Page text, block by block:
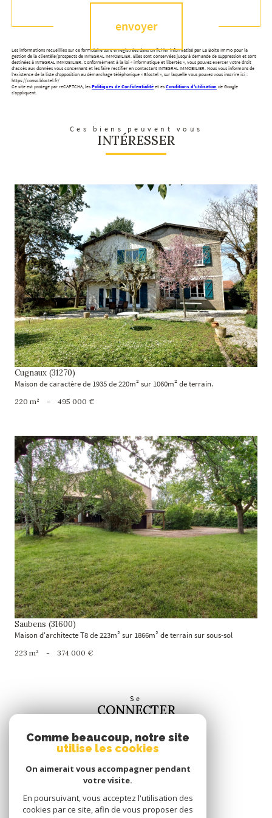
envoyer
Les informations recueillies sur ce formulaire sont enregistrées dans un fichier informatisé par La Boite Immo pour la
gestion de la clientèle/prospects de INTEGRAL IMMOBILIER. Elles sont conservées jusqu'à demande de suppression et sont
destinées à INTEGRAL IMMOBILIER. Conformément à la loi « informatique et libertés », vous pouvez exercer votre droit
d'accès aux données vous concernant et les faire rectifier en contactant INTEGRAL IMMOBILIER. Nous vous informons de
l'existence de la liste d'opposition au démarchage téléphonique « Bloctel », sur laquelle vous pouvez vous inscrire ici :
https://conso.bloctel.fr/
Ce site est protégé par reCAPTCHA, les Politiques de Confidentialité et es Conditions d'utilisation de Google
s'appliquent.
Ces biens peuvent vous
INTÉRESSER
voir le bien
Cugnaux (31270)
Maison de caractère de 1935 de 220m² sur 1060m² de terrain.
220 m² - 495 000 €
voir le bien
Saubens (31600)
Maison d'architecte T8 de 223m² sur 1866m² de terrain sur sous-sol
223 m² - 374 000 €
Se
CONNECTER
espace propriétaire
SUIVRE
Comme beaucoup, notre site
utilise les cookies
On aimerait vous accompagner pendant
votre visite.
En poursuivant, vous acceptez l'utilisation des
cookies par ce site, afin de vous proposer des